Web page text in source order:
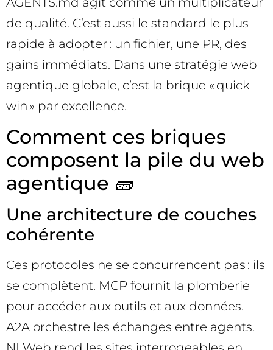
de qualité. C’est aussi le standard le plus
rapide à adopter : un fichier, une PR, des
gains immédiats. Dans une stratégie web
agentique globale, c’est la brique « quick
win » par excellence.
Comment ces briques
composent la pile du web
agentique 🧱
Une architecture de couches
cohérente
Ces protocoles ne se concurrencent pas : ils
se complètent. MCP fournit la plomberie
pour accéder aux outils et aux données.
A2A orchestre les échanges entre agents.